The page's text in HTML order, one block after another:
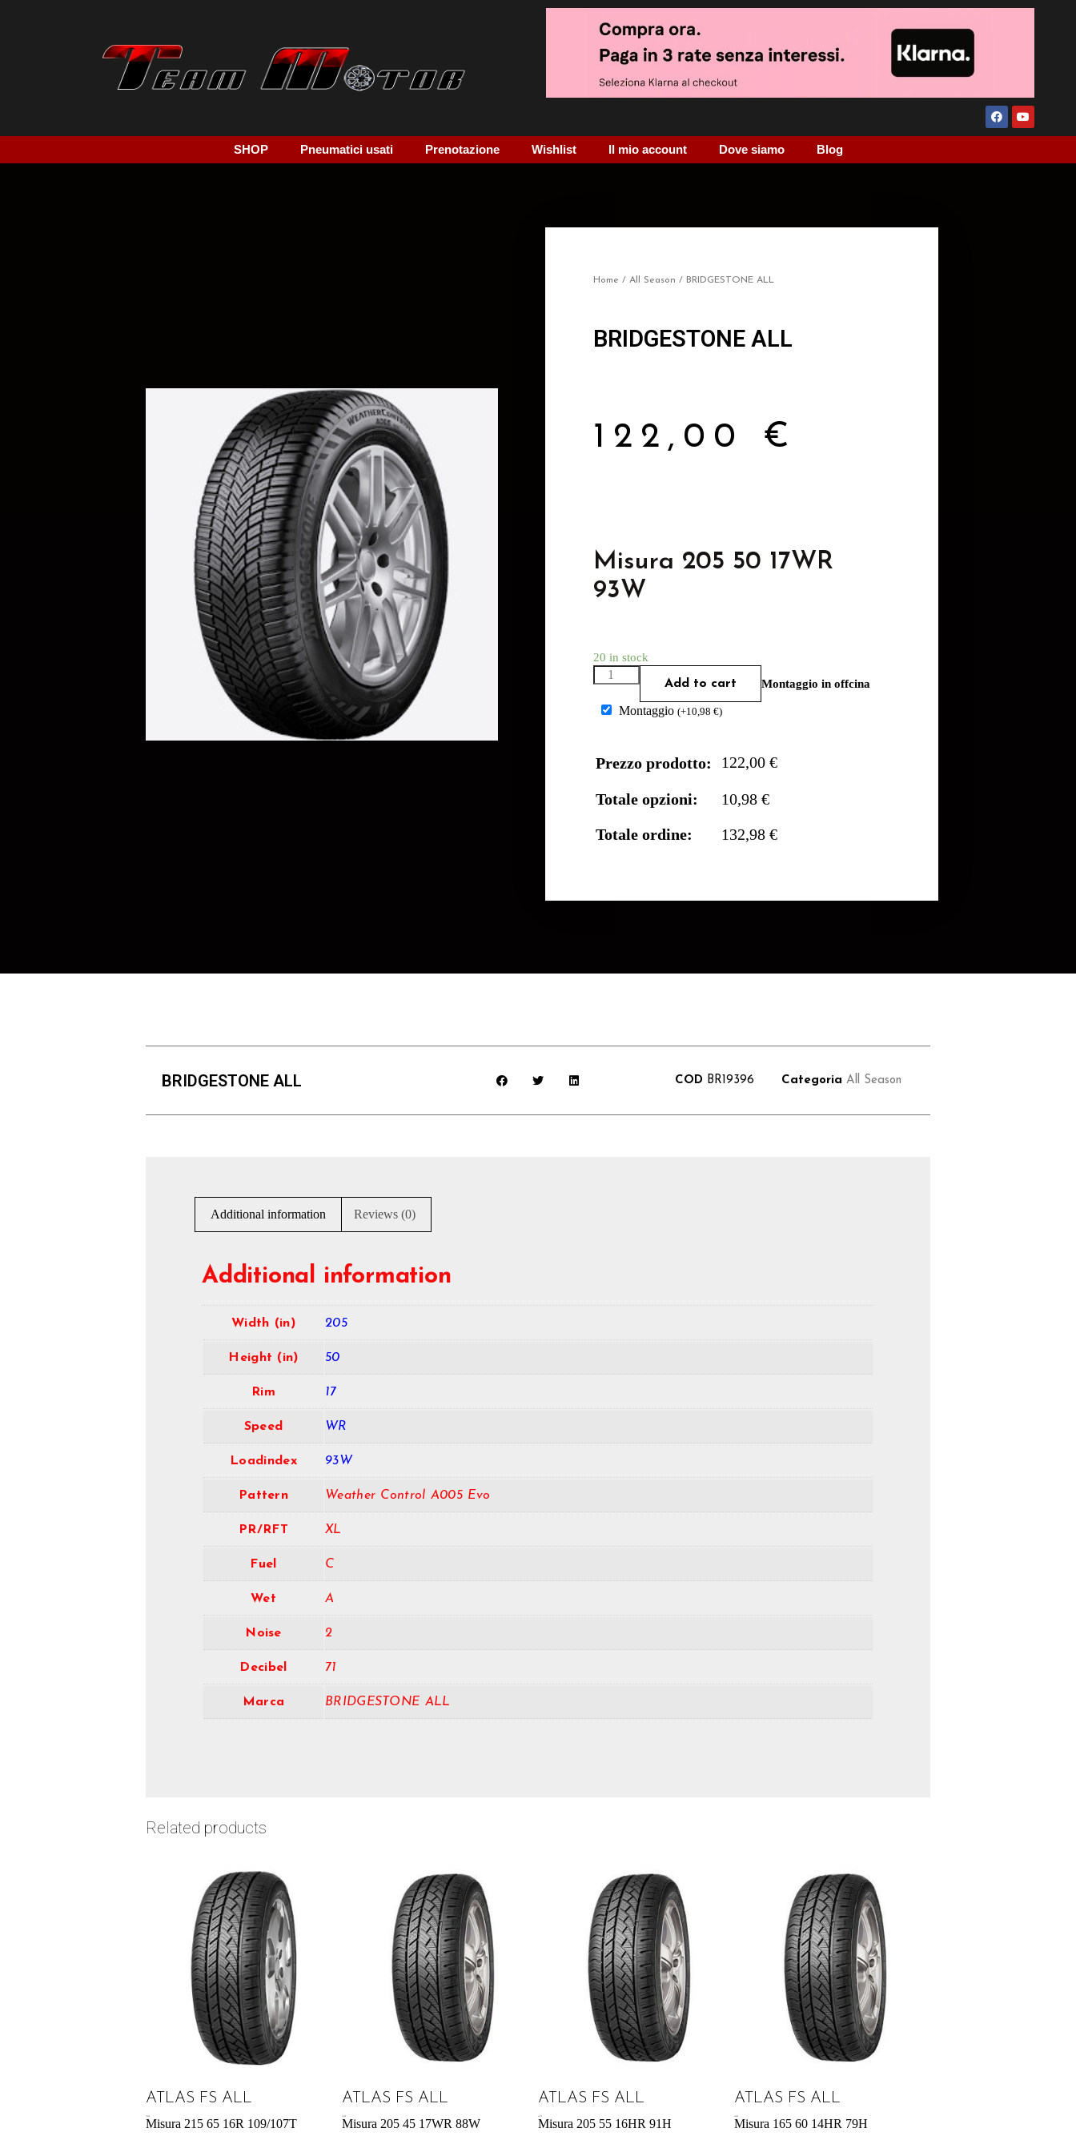
SHOP Pneumatici usati Prenotazione Wishlist Il mio account Dove siamo Blog
Home / All Season / BRIDGESTONE ALL
BRIDGESTONE ALL
122,00 €
Misura 205 50 17WR
93W
20 in stock
Add to cart Montaggio in offcina
Montaggio (+10,98 €)
Prezzo prodotto: 122,00 €
Totale opzioni:
10,98 €
Totale ordine:
132,98 €
BRIDGESTONE ALL COD BR19396 Categoria All Season
Additional information Reviews (0)
Additional information
Width (in) 205
Height (in) 50
Rim 17
Speed WR
Loadindex 93W
Pattern Weather Control A005 Evo
PR/RFT XL
Fuel C
Wet A
Noise 2
Decibel 71
Marca BRIDGESTONE ALL
Related products
ATLAS FS ALL
Misura 215 65 16R 109/107T
ATLAS FS ALL
Misura 205 45 17WR 88W
ATLAS FS ALL
Misura 205 55 16HR 91H
ATLAS FS ALL
Misura 165 60 14HR 79H